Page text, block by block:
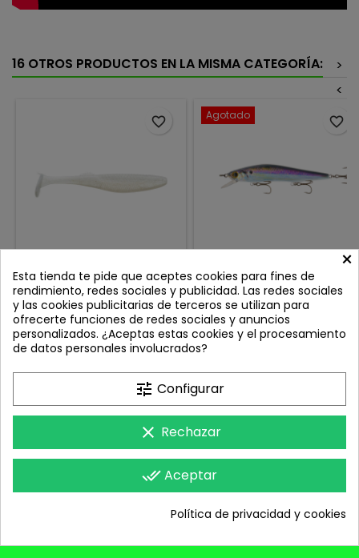
16 OTROS PRODUCTOS EN LA MISMA CATEGORÍA:
>
<
RAPALA CRUSHCITY THE
KICKMAN 4'' PEARL WHITE
PWReview(s):0
10 CM 7 UNIDADES POR PACK
Precio
7,95 €
Añadir al carrito
favorite_border Agotado
6TH PROVOKE 106X LIVE
GIZZARD FLASH
Review(s):
El Provoke 106S Silent
Jerkbait ha sido diseñado
extremadamente reactivo
con cada toque de caña.
action espectacular,
despertando el instinto
depredador incluso de los
peces más desconfiados.
favorite_border

×
Esta tienda te pide que aceptes cookies para fines de
rendimiento, redes sociales y publicidad. Las redes sociales
y las cookies publicitarias de terceros se utilizan para
ofrecerte funciones de redes sociales y anuncios
personalizados. ¿Aceptas estas cookies y el procesamiento
de datos personales involucrados?
tune Configurar
clear Rechazar
done_allAceptar
Política de privacidad y cookies